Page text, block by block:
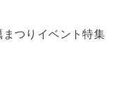
つりイベント特集